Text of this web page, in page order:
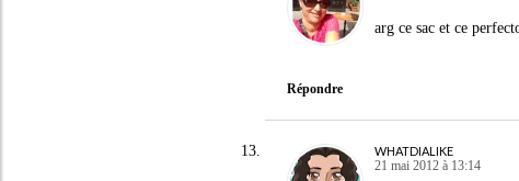
arg ce sac et ce
Répondre
WHATDIALIKE
21 mai 2012 à 13:14